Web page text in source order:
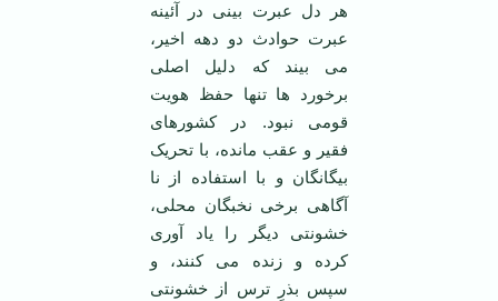
هر دل عبرت بینی در آئینه
عبرت حوادث دو دهه اخیر،
می بیند که دلیل اصلی
برخورد ها تنها حفظ هویت
قومی نبود. در کشورهای
فقیر و عقب مانده، با تحریک
بیگانگان و با استفاده از نا
آگاهی برخی نخبگان محلی،
خشونتی دیگر را یاد آوری
کرده و زنده می کنند، و
سپس بذرِ ترس از خشونتی